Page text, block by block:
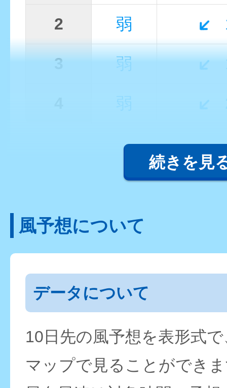
2 弱
3 弱
弱
続きを見
風予想について
データについて
10日先の風予想を表形式
マップで見ることができ